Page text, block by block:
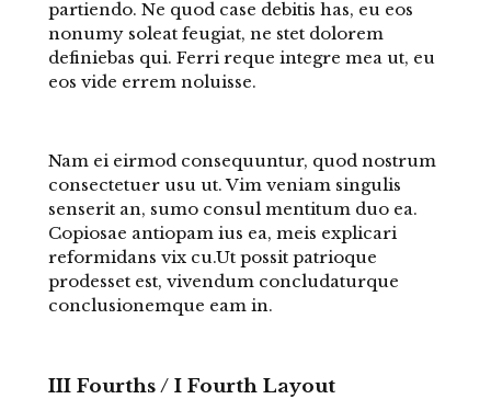
partiendo. Ne quod case debitis has, eu eos
nonumy soleat feugiat, ne stet dolorem
definiebas qui. Ferri reque integre mea ut, eu
eos vide errem noluisse.
Nam ei eirmod consequuntur, quod nostrum
consectetuer usu ut. Vim veniam singulis
senserit an, sumo consul mentitum duo ea.
Copiosae antiopam ius ea, meis explicari
reformidans vix cu.Ut possit patrioque
prodesset est, vivendum concludaturque
conclusionemque eam in.
III Fourths / I Fourth Layout